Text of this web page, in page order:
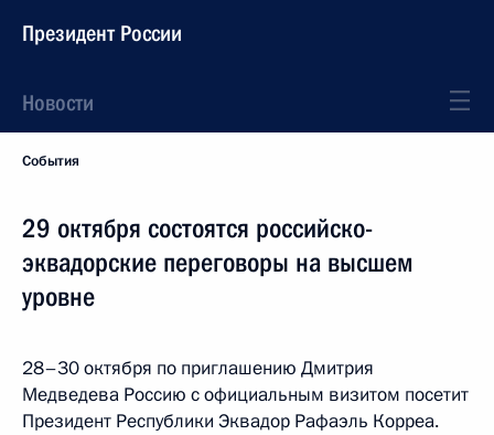
Президент России
Новости
События
29 октября состоятся российско-
эквадорские переговоры на высшем
уровне
28–30 октября по приглашению Дмитрия
Медведева Россию с официальным визитом посетит
Президент Республики Эквадор Рафаэль Корреа.